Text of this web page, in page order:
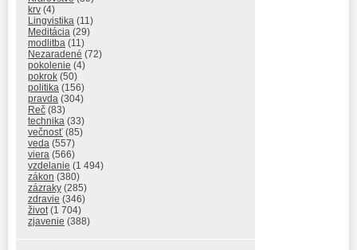
krv (4)
Lingvistika (11)
Meditácia (29)
modlitba (11)
Nezaradené (72)
pokolenie (4)
pokrok (50)
politika (156)
pravda (304)
Reč (83)
technika (33)
večnosť (85)
veda (557)
viera (566)
vzdelanie (1 494)
zákon (380)
zázraky (285)
zdravie (346)
život(1 704)
zjavenie (388)